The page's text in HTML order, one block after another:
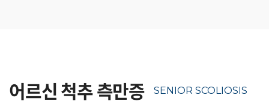
어르신 척추 측만증 SENIOR SCOLIOSIS